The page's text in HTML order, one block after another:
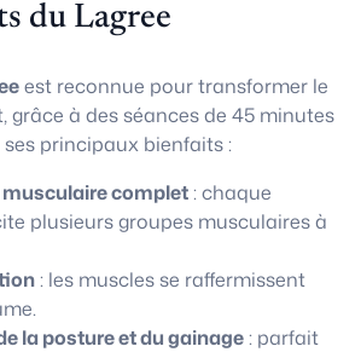
du Lagree
est reconnue pour transformer le
grâce à des séances de 45 minutes
principaux bienfaits :
complet: chaque
plusieurs groupes musculaires à
: les muscles se raffermissent
la posture et du gainage: parfait